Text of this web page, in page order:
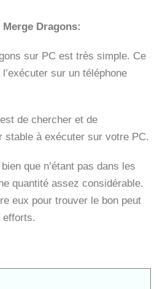
Dragons:
sur PC est très simple. Ce
sur un téléphone
de chercher et de
stable à exécuter sur votre PC.
que n’étant pas dans les
quantité assez considérable.
eux pour trouver le bon peut
efforts.